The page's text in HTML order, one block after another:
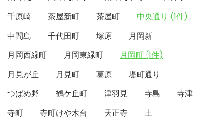
千原崎
茶屋新町 茶屋町
中央通り (1件)
中間島
千代田町 塚原
月岡新
月岡西緑町
月岡東緑町
月岡町 (1件)
月見が丘
月見町 葛原
堤町通り
つばめ野
鶴ケ丘町 津羽見 寺島
寺津
寺町
寺町けや木台 天正寺
土